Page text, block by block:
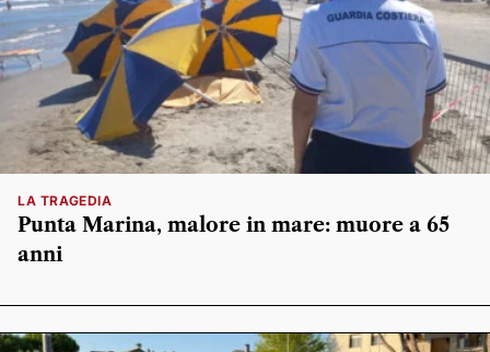
LA TRAGEDIA
Punta Marina, malore in mare: muore a 65
anni